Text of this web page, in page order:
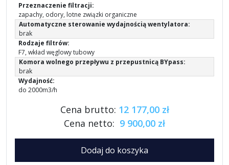
Przeznaczenie filtracji:
zapachy, odory, lotne związki organiczne
Automatyczne sterowanie wydajnością wentylatora:
brak
Rodzaje filtrów:
F7, wkład węglowy tubowy
Komora wolnego przepływu z przepustnicą BYpass:
brak
Wydajność:
do 2000m3/h
Cena brutto: 12 177,00 zł
Cena netto: 9 900,00 zł
Dodaj do koszyka